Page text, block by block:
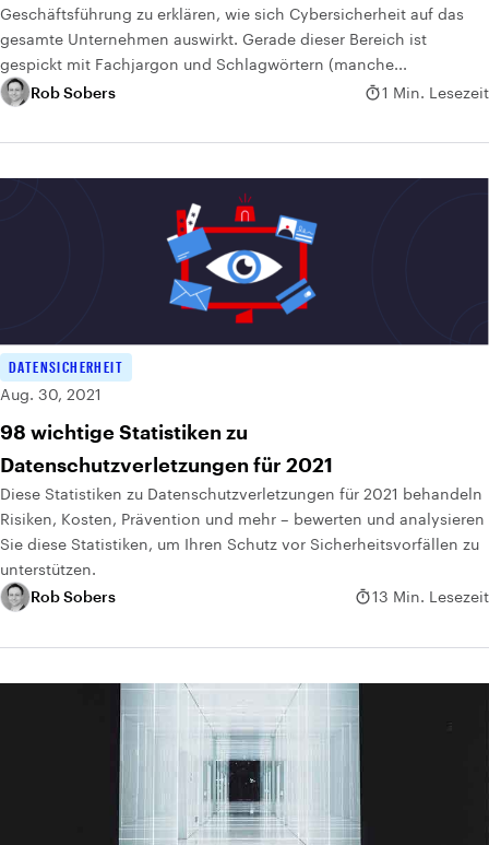
Geschäftsführung zu erklären, wie sich Cybersicherheit auf das
gesamte Unternehmen auswirkt. Gerade dieser Bereich ist
gespickt mit Fachjargon und Schlagwörtern (manche...
Rob Sobers
1 Min. Lesezeit
DATENSICHERHEIT
Aug. 30, 2021
98 wichtige Statistiken zu
Datenschutzverletzungen für 2021
Diese Statistiken zu Datenschutzverletzungen für 2021 behandeln
Risiken, Kosten, Prävention und mehr – bewerten und analysieren
Sie diese Statistiken, um Ihren Schutz vor Sicherheitsvorfällen zu
unterstützen.
Rob Sobers
13 Min. Lesezeit